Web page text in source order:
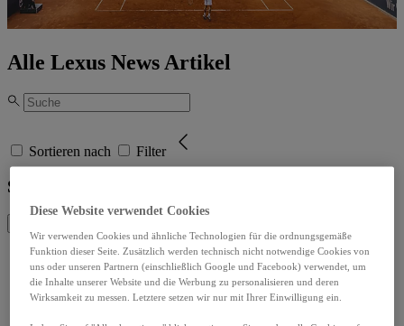
Alle Lexus News Artikel
Sortieren nach Filter
Sortieren nach
Sortieren nach Löschen
Sortieren nach
A-Z
Diese Website verwendet Cookies
Wir verwenden Cookies und ähnliche Technologien für die ordnungsgemäße
Funktion dieser Seite. Zusätzlich werden technisch nicht notwendige Cookies von
uns oder unseren Partnern (einschließlich Google und Facebook) verwendet, um
die Inhalte unserer Website und die Werbung zu personalisieren und deren
Wirksamkeit zu messen. Letztere setzen wir nur mit Ihrer Einwilligung ein.